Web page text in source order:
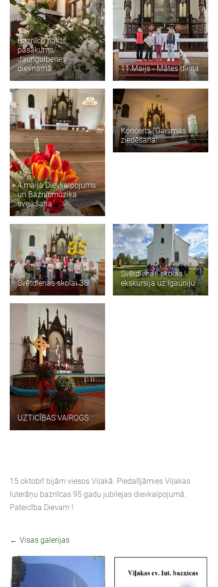
Baznīcu nakts
pasākums
Jaungulbenes
dievnamā
11.Maijs - Mātes diena
4.maija Dievkalpojums
un Baznīcmūziķa
sveikšana
Koncerts "Gaismas
ziedēšana"
Svētdienas skolai 35!
Svētdienas skolas
ekskursija uz Igauniju
UZTICĪBAS VAIROGS
15.oktobrī bijām viesos Viļakā. Piedalījāmies Viļakas
luterāņu baznīcas 95 gadu jubilejas dievkalpojumā.
Pateicība Dievam !
Visas galerijas